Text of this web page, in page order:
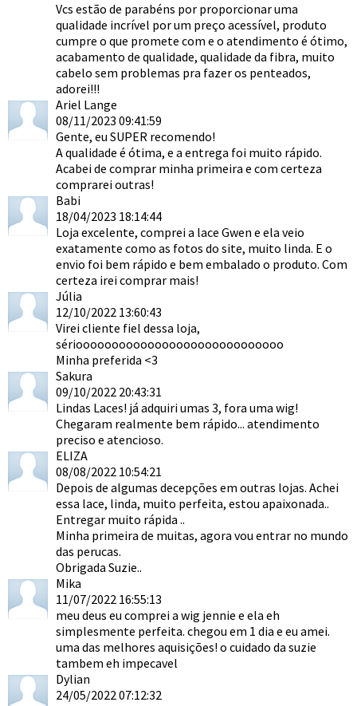
Vcs estão de parabéns por proporcionar uma
qualidade incrível por um preço acessível, produto
cumpre o que promete com e o atendimento é ótimo,
acabamento de qualidade, qualidade da fibra, muito
cabelo sem problemas pra fazer os penteados,
adorei!!!
Ariel Lange
08/11/2023 09:41:59
Gente, eu SUPER recomendo!
A qualidade é ótima, e a entrega foi muito rápido.
Acabei de comprar minha primeira e com certeza
comprarei outras!
Babi
18/04/2023 18:14:44
Loja excelente, comprei a lace Gwen e ela veio
exatamente como as fotos do site, muito linda. E o
envio foi bem rápido e bem embalado o produto. Com
certeza irei comprar mais!
Júlia
12/10/2022 13:60:43
Virei cliente fiel dessa loja,
sériooooooooooooooooooooooooooooo
Minha preferida <3
Sakura
09/10/2022 20:43:31
Lindas Laces! já adquiri umas 3, fora uma wig!
Chegaram realmente bem rápido... atendimento
preciso e atencioso.
ELIZA
08/08/2022 10:54:21
Depois de algumas decepções em outras lojas. Achei
essa lace, linda, muito perfeita, estou apaixonada..
Entregar muito rápida ..
Minha primeira de muitas, agora vou entrar no mundo
das perucas.
Obrigada Suzie..
Mika
11/07/2022 16:55:13
meu deus eu comprei a wig jennie e ela eh
simplesmente perfeita. chegou em 1 dia e eu amei.
uma das melhores aquisições! o cuidado da suzie
tambem eh impecavel
Dylian
24/05/2022 07:12:32